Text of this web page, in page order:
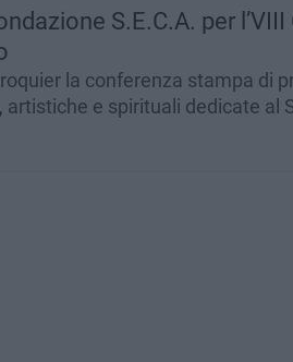
S.E.C.A. per l’VIII
la conferenza stampa di
e spirituali dedicate al